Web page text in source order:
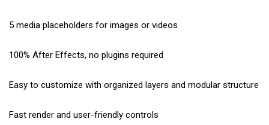
5 media placeholders for images or videos
100% After Effects, no plugins required
Easy to customize with organized layers and modular structure
Fast render and user-friendly controls